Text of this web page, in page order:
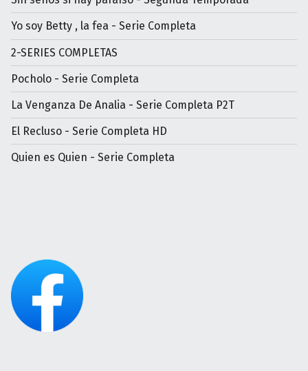
Yo soy Betty , la fea - Serie Completa
2-SERIES COMPLETAS
Pocholo - Serie Completa
La Venganza De Analia - Serie Completa P2T
El Recluso - Serie Completa HD
Quien es Quien - Serie Completa